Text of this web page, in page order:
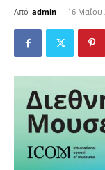
Από admin - 16 Μαΐου